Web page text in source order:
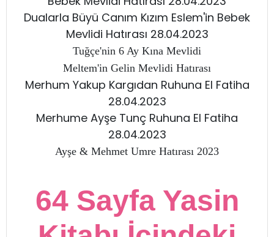
Dualarla Büyü Canım Kızım Eslem'in Bebek
Mevlidi Hatırası 28.04.2023
Tuğçe'nin 6 Ay Kına Mevlidi
Meltem'in Gelin Mevlidi Hatırası
Merhum Yakup Kargıdan Ruhuna El Fatiha
28.04.2023
Merhume Ayşe Tunç Ruhuna El Fatiha
28.04.2023
Ayşe & Mehmet Umre Hatırası 2023
64 Sayfa Yasin